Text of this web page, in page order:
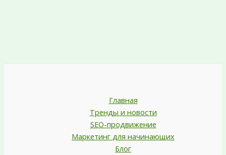
Главная
Тренды и новости
SEO-продвижение
Маркетинг для начинающих
Блог